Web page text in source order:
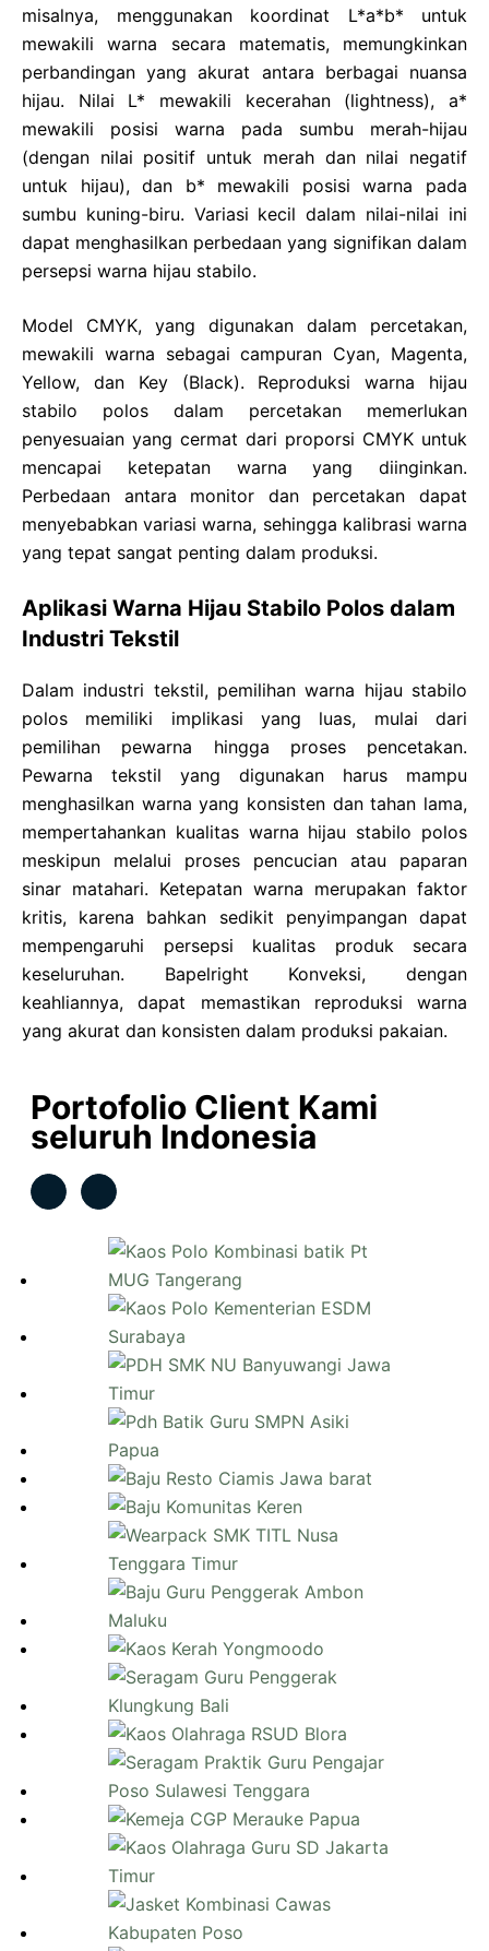
misalnya, menggunakan koordinat L*a*b* untuk
mewakili warna secara matematis, memungkinkan
perbandingan yang akurat antara berbagai nuansa
hijau. Nilai L* mewakili kecerahan (lightness), a*
mewakili posisi warna pada sumbu merah-hijau
(dengan nilai positif untuk merah dan nilai negatif
untuk hijau), dan b* mewakili posisi warna pada
sumbu kuning-biru. Variasi kecil dalam nilai-nilai ini
dapat menghasilkan perbedaan yang signifikan dalam
persepsi warna hijau stabilo.
Model CMYK, yang digunakan dalam percetakan,
mewakili warna sebagai campuran Cyan, Magenta,
Yellow, dan Key (Black). Reproduksi warna hijau
stabilo polos dalam percetakan memerlukan
penyesuaian yang cermat dari proporsi CMYK untuk
mencapai ketepatan warna yang diinginkan.
Perbedaan antara monitor dan percetakan dapat
menyebabkan variasi warna, sehingga kalibrasi warna
yang tepat sangat penting dalam produksi.
Aplikasi Warna Hijau Stabilo Polos dalam
Industri Tekstil
Dalam industri tekstil, pemilihan warna hijau stabilo
polos memiliki implikasi yang luas, mulai dari
pemilihan pewarna hingga proses pencetakan.
Pewarna tekstil yang digunakan harus mampu
menghasilkan warna yang konsisten dan tahan lama,
mempertahankan kualitas warna hijau stabilo polos
meskipun melalui proses pencucian atau paparan
sinar matahari. Ketepatan warna merupakan faktor
kritis, karena bahkan sedikit penyimpangan dapat
mempengaruhi persepsi kualitas produk secara
keseluruhan. Bapelright Konveksi, dengan
keahliannya, dapat memastikan reproduksi warna
yang akurat dan konsisten dalam produksi pakaian.
Portofolio Client Kami
seluruh Indonesia